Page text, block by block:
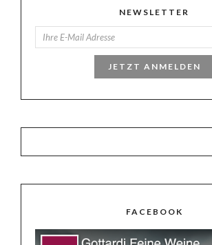
NEWSLETTER
JETZT ANMELDEN
FACEBOOK